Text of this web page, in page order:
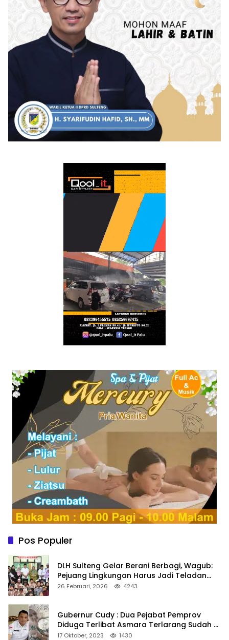
Pos Populer
DLH Sulteng Gelar Berani Berbagi, Wagub:
Pejuang Lingkungan Harus Jadi Teladan
Kepedulian
26 Februari, 2026 4243
Gubernur Cudy : Dua Pejabat Pemprov
Diduga Terlibat Asmara Terlarang Sudah di
Non Job
17 Oktober, 2023 1430